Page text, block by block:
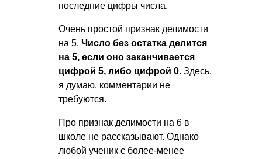
последние цифры числа.
Очень простой признак делимости
на 5. Число без остатка делится
на 5, если оно заканчивается
цифрой 5, либо цифрой 0. Здесь,
я думаю, комментарии не
требуются.
Про признак делимости на 6 в
школе не рассказывают. Однако
любой ученик с более-менее